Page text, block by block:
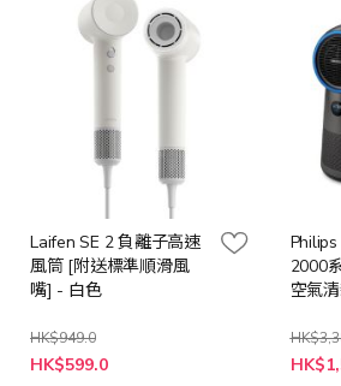
Laifen SE 2 負離子高速
風筒 [附送標準順滑風
嘴] - 白色
HK$949.0
特
殊
HK$599.0
2000
空氣
摩槍 (
特
殊